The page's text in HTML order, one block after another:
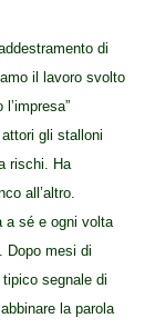
di
il lavoro svolto
gli stalloni
rischi. Ha
all’altro.
a sé e ogni volta
Dopo mesi di
segnale di
la parola